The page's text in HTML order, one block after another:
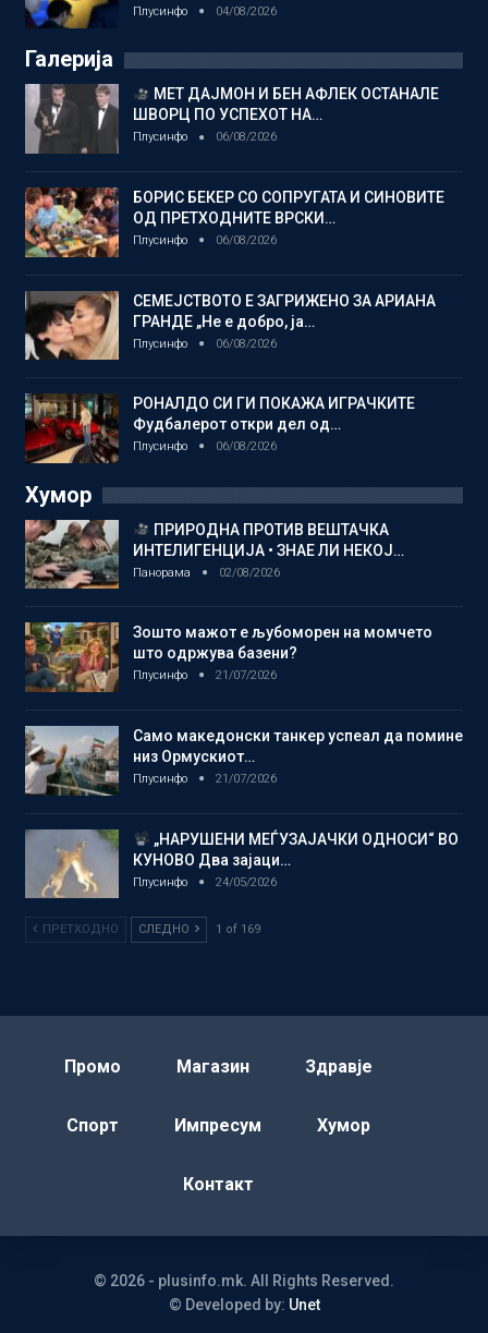
Плусинфо 04/08/2026
Галерија
МЕТ ДАЈМОН И БЕН АФЛЕК ОСТАНАЛЕ
ШВОРЦ ПО УСПЕХОТ НА…
Плусинфо 06/08/2026
БОРИС БЕКЕР СО СОПРУГАТА И СИНОВИТЕ
ОД ПРЕТХОДНИТЕ ВРСКИ…
Плусинфо 06/08/2026
СЕМЕЈСТВОТО Е ЗАГРИЖЕНО ЗА АРИАНА
ГРАНДЕ „Не е добро, ја…
Плусинфо 06/08/2026
РОНАЛДО СИ ГИ ПОКАЖА ИГРАЧКИТЕ
Фудбалерот откри дел од…
Плусинфо 06/08/2026
Хумор
ПРИРОДНА ПРОТИВ ВЕШТАЧКА
ИНТЕЛИГЕНЦИЈА • ЗНАЕ ЛИ НЕКОЈ…
Панорама 02/08/2026
Зошто мажот е љубоморен на момчето
што одржува базени?
Плусинфо 21/07/2026
Само македонски танкер успеал да помине
низ Ормускиот…
Плусинфо 21/07/2026
„НАРУШЕНИ МЕЃУЗАЈАЧКИ ОДНОСИ“ ВО
КУНОВО Два зајаци…
Плусинфо 24/05/2026
ПРЕТХОДНО СЛЕДНО 1 of 169
Промо Магазин Здравје
Спорт Импресум Хумор
Контакт
© 2026 - plusinfo.mk. All Rights Reserved.
© Developed by: Unet